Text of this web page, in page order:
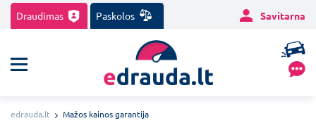
Draudimas Paskolos Savitarna
edrauda.lt Mažos kainos garantija